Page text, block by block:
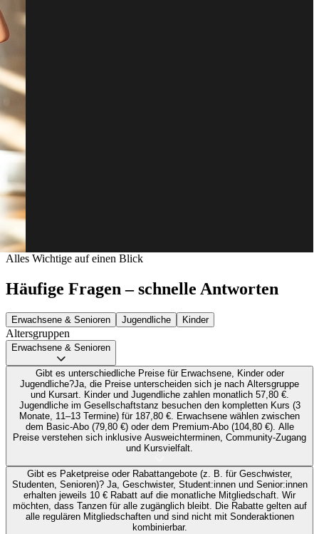
Alles Wichtige auf einen Blick
Häufige Fragen – schnelle Antworten
Erwachsene & Senioren Jugendliche Kinder
Altersgruppen
Erwachsene & Senioren
Gibt es unterschiedliche Preise für Erwachsene, Kinder oder
Jugendliche?Ja, die Preise unterscheiden sich je nach Altersgruppe
und Kursart. Kinder und Jugendliche zahlen monatlich 57,80 €.
Jugendliche im Gesellschaftstanz besuchen den kompletten Kurs (3
Monate, 11–13 Termine) für 187,80 €. Erwachsene wählen zwischen
dem Basic-Abo (79,80 €) oder dem Premium-Abo (104,80 €). Alle
Preise verstehen sich inklusive Ausweichterminen, Community-Zugang
und Kursvielfalt.
Gibt es Paketpreise oder Rabattangebote (z. B. für Geschwister,
Studenten, Senioren)? Ja, Geschwister, Student:innen und Senior:innen
erhalten jeweils 10 € Rabatt auf die monatliche Mitgliedschaft. Wir
möchten, dass Tanzen für alle zugänglich bleibt. Die Rabatte gelten auf
alle regulären Mitgliedschaften und sind nicht mit Sonderaktionen
kombinierbar.